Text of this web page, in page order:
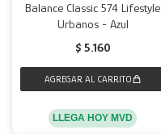
Balance Classic 574 Lifestyle
Urbanos - Azul
$ 5.160
LLEGA HOY MVD